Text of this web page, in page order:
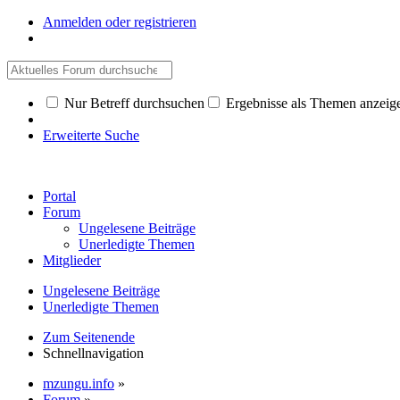
Anmelden oder registrieren
Nur Betreff durchsuchen Ergebnisse als Themen
Erweiterte Suche
Portal
Forum
Ungelesene Beiträge
Unerledigte Themen
Mitglieder
Ungelesene Beiträge
Unerledigte Themen
Zum Seitenende
Schnellnavigation
mzungu.info »